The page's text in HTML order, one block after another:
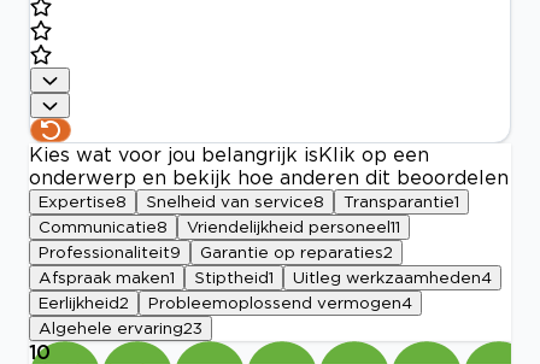
Kies wat voor jou belangrijk is Klik op een
onderwerp en bekijk hoe anderen dit beoordelen
Expertise8 Snelheid van service8 Transparantie1
Communicatie8 Vriendelijkheid personeel 11
Professionaliteit9 Garantie op reparaties2
Afspraak maken1 Stiptheid1 Uitleg werkzaamheden4
Eerlijkheid2 Probleemoplossend vermogen4
Algehele ervaring23
10